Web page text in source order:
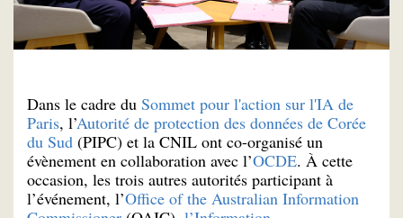
Dans le cadre du Sommet pour l'action sur l'IA de
Paris, l’Autorité de protection des données de Corée
du Sud (PIPC) et la CNIL ont co-organisé un
évènement en collaboration avec l’OCDE. À cette
occasion, les trois autres autorités participant à
l’événement, l’Office of the Australian Information